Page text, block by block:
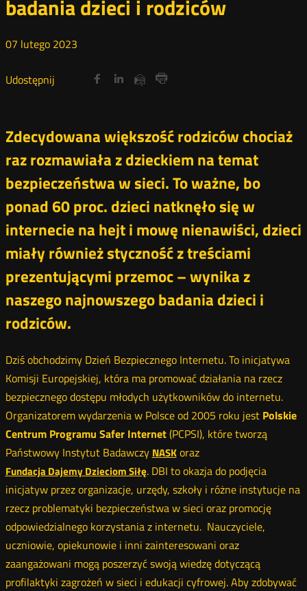
badania dzieci i rodziców
07 lutego 2023
Udostępnij
Udostępnij
Twitter
Udostępnij
Facebook
Udostępnij
Linkedin
Udostępnij
mail
Zdecydowana większość rodziców chociaż
raz rozmawiała z dzieckiem na temat
bezpieczeństwa w sieci. To ważne, bo
ponad 60 proc. dzieci natknęło się w
internecie na hejt i mowę nienawiści, dzieci
miały również styczność z treściami
prezentującymi przemoc – wynika z
naszego najnowszego badania dzieci i
rodziców.
Dziś obchodzimy Dzień Bezpiecznego Internetu. To inicjatywa
Komisji Europejskiej, która ma promować działania na rzecz
bezpiecznego dostępu młodych użytkowników do internetu.
Organizatorem wydarzenia w Polsce od 2005 roku jest Polskie
Centrum Programu Safer Internet(PCPSI), które tworzą
Państwowy Instytut Badawczy NASKoraz
Fundacja Dajemy Dzieciom Siłę. DBI to okazja do podjęcia
inicjatyw przez organizacje, urzędy, szkoły i różne instytucje na
rzecz problematyki bezpieczeństwa w sieci oraz promocję
odpowiedzialnego korzystania z internetu. Nauczyciele,
uczniowie, opiekunowie i inni zainteresowani oraz
zaangażowani mogą poszerzyć swoją wiedzę dotyczącą
profilaktyki zagrożeń w sieci i edukacji cyfrowej. Aby zdobywać